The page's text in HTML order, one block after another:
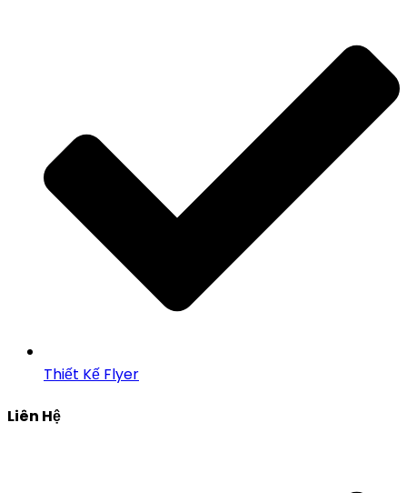
Thiết Kế Flyer
Liên Hệ